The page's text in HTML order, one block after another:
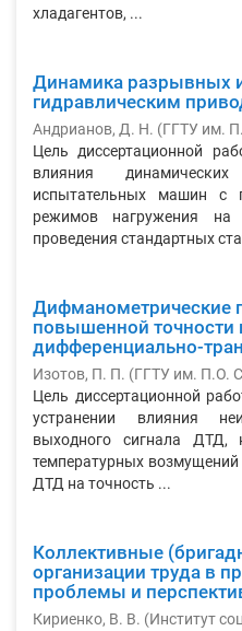
хладагентов, ...
Динамика разрывных
гидравлическим
Андрианов, Д. Н. (ГГТУ им.
Цель диссертационной
влияния
испытательных машин с
режимов нагружения на
проведения стандартных
Дифманометрические
повышенной точности
дифференциально-
Изотов, П. П. (ГГТУ им. П.О.
Цель диссертационной
устранении влияния
выходного сигнала ДТД,
температурных
ДТД на точность ...
Коллективные
организации труда в
проблемы и
Кириенко, В. В. (Институт